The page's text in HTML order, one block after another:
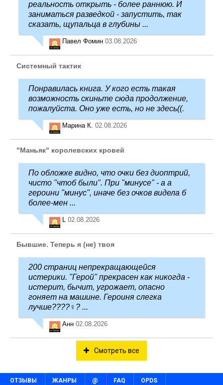
реальность открыть - более раннюю. И
заниматься разведкой - запустить, так
сказать, щупальца в глубины ...
Павел Фомин 03.08.2026
Системный тактик
Понравилась книга. У кого есть такая
возможность скиньте сюда продолжение,
пожалуйста. Оно уже есть, но не здесь((.
Марина К. 02.08.2026
"Маньяк" королевских кровей
По обложке видно, что очки без диоптрий,
чисто "чтоб были". При "минусе" - а а
героини "минус", иначе без очков видела б
более-мен ...
L 02.08.2026
Бывшие. Теперь я (не) твоя
200 страниц непрекращающейся
истерики. "Герой" прекрасен как никогда -
истерит, бычит, угрожает, опасно
гоняет на машине. Героиня слегка
лучше????‍♀️? ...
Анн 02.08.2026
Смотреть все
ОТЗЫВЫ ЖАНРЫ @ FAQ OPDS